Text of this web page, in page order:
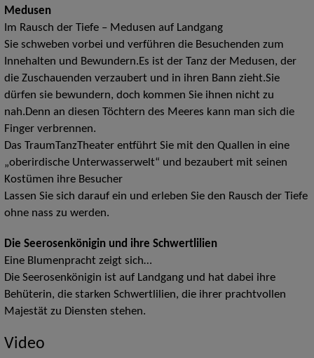
Medusen
Im Rausch der Tiefe – Medusen auf Landgang
Sie schweben vorbei und verführen die Besuchenden zum
Innehalten und Bewundern.Es ist der Tanz der Medusen, der
die Zuschauenden verzaubert und in ihren Bann zieht.Sie
dürfen sie bewundern, doch kommen Sie ihnen nicht zu
nah.Denn an diesen Töchtern des Meeres kann man sich die
Finger verbrennen.
Das TraumTanzTheater entführt Sie mit den Quallen in eine
„oberirdische Unterwasserwelt“ und bezaubert mit seinen
Kostümen ihre Besucher
Lassen Sie sich darauf ein und erleben Sie den Rausch der Tiefe
ohne nass zu werden.
Die Seerosenkönigin und ihre Schwertlilien
Eine Blumenpracht zeigt sich…
Die Seerosenkönigin ist auf Landgang und hat dabei ihre
Behüterin, die starken Schwertlilien, die ihrer prachtvollen
Majestät zu Diensten stehen.
Video